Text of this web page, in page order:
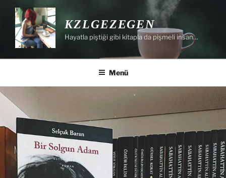
İçeriğe
KZLGEZEGEN
Hayatla piştiği gibi kitapla da pişmeli insan…
Menü